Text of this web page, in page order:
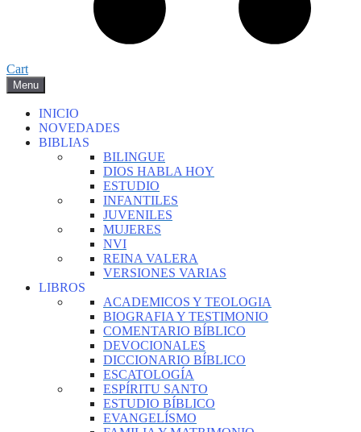
Cart
Menu
INICIO
NOVEDADES
BIBLIAS
BILINGUE
DIOS HABLA HOY
ESTUDIO
INFANTILES
JUVENILES
MUJERES
NVI
REINA VALERA
VERSIONES VARIAS
LIBROS
ACADEMICOS Y TEOLOGIA
BIOGRAFIA Y TESTIMONIO
COMENTARIO BÍBLICO
DEVOCIONALES
DICCIONARIO BÍBLICO
ESCATOLOGÍA
ESPÍRITU SANTO
ESTUDIO BÍBLICO
EVANGELÍSMO